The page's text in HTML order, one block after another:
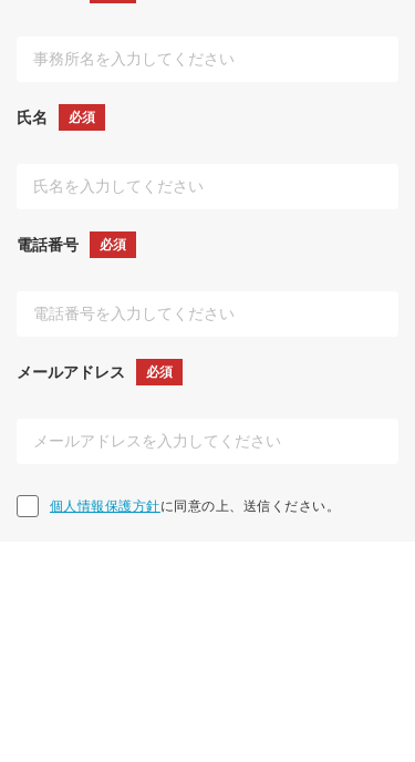
氏名 必須
電話番号 必須
メールアドレス 必須
個人情報保護方針に同意の上、送信ください。
個人情報保護方針に同意の上、送信ください。